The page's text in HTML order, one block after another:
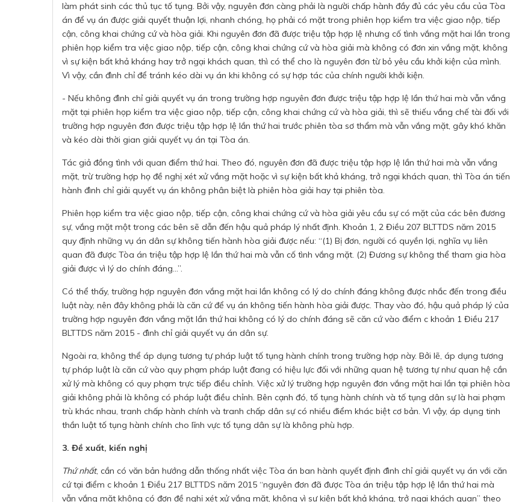
làm phát sinh các thủ tục tố tụng. Bởi vậy, nguyên đơn càng phải là người chấp hành đầy đủ các yêu cầu của Tòa
án để vụ án được giải quyết thuận lợi, nhanh chóng, họ phải có mặt trong phiên họp kiểm tra việc giao nộp, tiếp
cận, công khai chứng cứ và hòa giải. Khi nguyên đơn đã được triệu tập hợp lệ nhưng cố tình vắng mặt hai lần trong
phiên họp kiểm tra việc giao nộp, tiếp cận, công khai chứng cứ và hòa giải mà không có đơn xin vắng mặt, không
vì sự kiện bất khả kháng hay trở ngại khách quan, thì có thể cho là nguyên đơn từ bỏ yêu cầu khởi kiện của mình.
Vì vậy, cần đình chỉ để tránh kéo dài vụ án khi không có sự hợp tác của chính người khởi kiện.
- Nếu không đình chỉ giải quyết vụ án trong trường hợp nguyên đơn được triệu tập hợp lệ lần thứ hai mà vẫn vắng
mặt tại phiên họp kiểm tra việc giao nộp, tiếp cận, công khai chứng cứ và hòa giải, thì sẽ thiếu vắng chế tài đối với
trường hợp nguyên đơn được triệu tập hợp lệ lần thứ hai trước phiên tòa sơ thẩm mà vẫn vắng mặt, gây khó khăn
và kéo dài thời gian giải quyết vụ án tại Tòa án.
Tác giả đồng tình với quan điểm thứ hai. Theo đó, nguyên đơn đã được triệu tập hợp lệ lần thứ hai mà vẫn vắng
mặt, trừ trường hợp họ đề nghị xét xử vắng mặt hoặc vì sự kiện bất khả kháng, trở ngại khách quan, thì Tòa án tiến
hành đình chỉ giải quyết vụ án không phân biệt là phiên hòa giải hay tại phiên tòa.
Phiên họp kiểm tra việc giao nộp, tiếp cận, công khai chứng cứ và hòa giải yêu cầu sự có mặt của các bên đương
sự, vắng mặt một trong các bên sẽ dẫn đến hậu quả pháp lý nhất định. Khoản 1, 2 Điều 207 BLTTDS năm 2015
quy định những vụ án dân sự không tiến hành hòa giải được nếu: “(1) Bị đơn, người có quyền lợi, nghĩa vụ liên
quan đã được Tòa án triệu tập hợp lệ lần thứ hai mà vẫn cố tình vắng mặt. (2) Đương sự không thể tham gia hòa
giải được vì lý do chính đáng…”.
Có thể thấy, trường hợp nguyên đơn vắng mặt hai lần không có lý do chính đáng không được nhắc đến trong điều
luật này, nên đây không phải là căn cứ để vụ án không tiến hành hòa giải được. Thay vào đó, hậu quả pháp lý của
trường hợp nguyên đơn vắng mặt lần thứ hai không có lý do chính đáng sẽ căn cứ vào điểm c khoản 1 Điều 217
BLTTDS năm 2015 - đình chỉ giải quyết vụ án dân sự.
Ngoài ra, không thể áp dụng tương tự pháp luật tố tụng hành chính trong trường hợp này. Bởi lẽ, áp dụng tương
tự pháp luật là căn cứ vào quy phạm pháp luật đang có hiệu lực đối với những quan hệ tương tự như quan hệ cần
xử lý mà không có quy phạm trực tiếp điều chỉnh. Việc xử lý trường hợp nguyên đơn vắng mặt hai lần tại phiên hòa
giải không phải là không có pháp luật điều chỉnh. Bên cạnh đó, tố tụng hành chính và tố tụng dân sự là hai phạm
trù khác nhau, tranh chấp hành chính và tranh chấp dân sự có nhiều điểm khác biệt cơ bản. Vì vậy, áp dụng tinh
thần luật tố tụng hành chính cho lĩnh vực tố tụng dân sự là không phù hợp.
3. Đề xuất, kiến nghị
Thứ nhất, cần có văn bản hướng dẫn thống nhất việc Tòa án ban hành quyết định đình chỉ giải quyết vụ án với căn
cứ tại điểm c khoản 1 Điều 217 BLTTDS năm 2015 “nguyên đơn đã được Tòa án triệu tập hợp lệ lần thứ hai mà
vẫn vắng mặt không có đơn đề nghị xét xử vắng mặt, không vì sự kiện bất khả kháng, trở ngại khách quan” theo